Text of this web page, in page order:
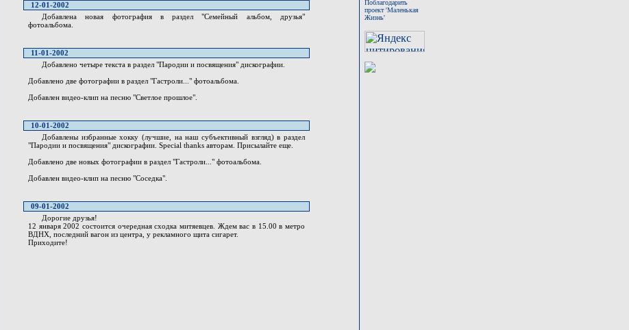
12-01-2002
Добавлена новая фотография в раздел "Семейный альбом, друзья"
фотоальбома.
11-01-2002
Добавлено четыре текста в раздел "Пародии и посвящения" дискографии.
Добавлено две фотографии в раздел "Гастроли..." фотоальбома.
Добавлен видео-клип на песню "Светлое прошлое".
10-01-2002
Добавлены избранные хокку (лучшие, на наш субъективный взгляд) в раздел
"Пародии и посвящения" дискографии. Special thanks авторам. Присылайте еще.
Добавлено две новых фотографии в раздел "Гастроли..." фотоальбома.
Добавлен видео-клип на песню "Соседка".
09-01-2002
Дорогие друзья!
12 января 2002 состоится очередная сходка митяевцев. Ждем вас в 15.00 в метро
ВДНХ, последний вагон из центра, у рекламного щита сигарет.
Приходите!